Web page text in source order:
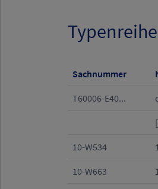
Sachnummer
T60006-E40...
10-W534
10-W663